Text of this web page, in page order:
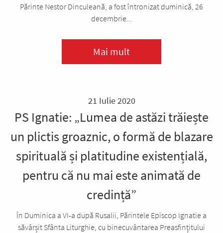
Părinte Nestor Dinculeană, a fost întronizat duminică, 26
decembrie...
Mai mult
21 Iulie 2020
PS Ignatie: „Lumea de astăzi trăiește
un plictis groaznic, o formă de blazare
spirituală și platitudine existențială,
pentru că nu mai este animată de
credință”
În Duminica a VI-a după Rusalii, Părintele Episcop Ignatie a
săvârșit Sfânta Liturghie, cu binecuvântarea Preasfințitului